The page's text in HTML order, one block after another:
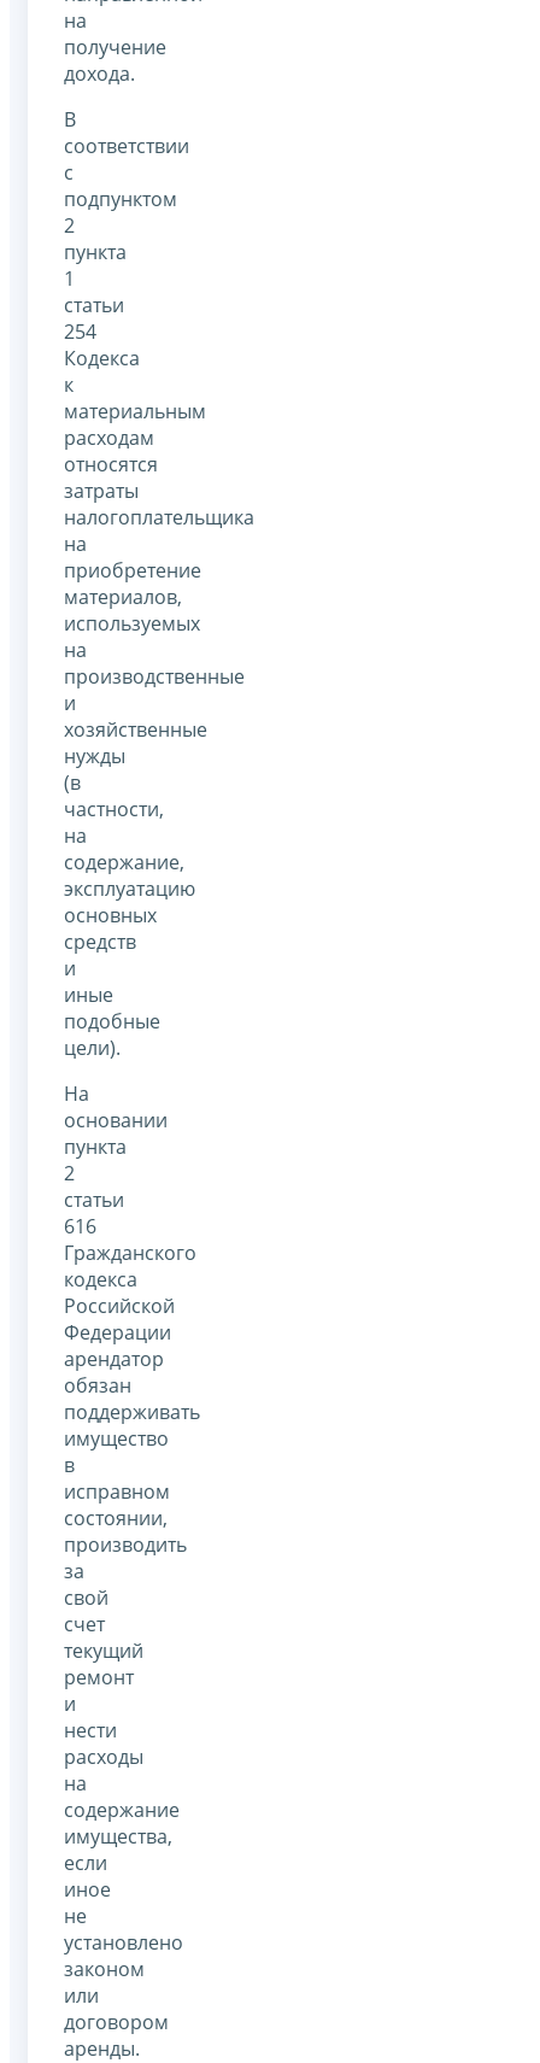
на
получение
дохода.
В
соответствии
с
подпунктом
2
пункта
1
статьи
254
Кодекса
к
материальным
расходам
относятся
затраты
налогоплательщика
на
приобретение
материалов,
используемых
на
производственные
и
хозяйственные
нужды
(в
частности,
на
содержание,
эксплуатацию
основных
средств
и
иные
подобные
цели).
На
основании
пункта
2
статьи
616
Гражданского
кодекса
Российской
Федерации
арендатор
обязан
поддерживать
имущество
в
исправном
состоянии,
производить
за
свой
счет
текущий
ремонт
и
нести
расходы
на
содержание
имущества,
если
иное
не
установлено
законом
или
договором
аренды.